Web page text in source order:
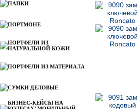
ПАПКИ
ПОРТМОНЕ
ПОРТФЕЛИ ИЗ
НАТУРАЛЬНОЙ КОЖИ
ПОРТФЕЛИ ИЗ МАТЕРИАЛА
СУМКИ ДЕЛОВЫЕ
БИЗНЕС-КЕЙСЫ НА